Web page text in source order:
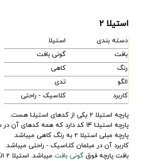
استیلا 2
دسته بندی
استیلا
بافت
گونی بافت
رنگ
کاهی
الگو
تدی
کاربرد
کلاسیک - راحتی
پارچه استیلا 2 یکی از کدهای استیلـا هست.
پارچه استیلـا 14 کد دارد که همه کدهای آن در سایت
پارچه مبلی استیلا 2 به رنگ کاهی میباشد.
کاربرد آن در مبلمان کلـاسیک - راحتی میباشد.
بافت پارچه فوقگونی بافت میباشد. استیلا 2 الگوی تدی دارد.